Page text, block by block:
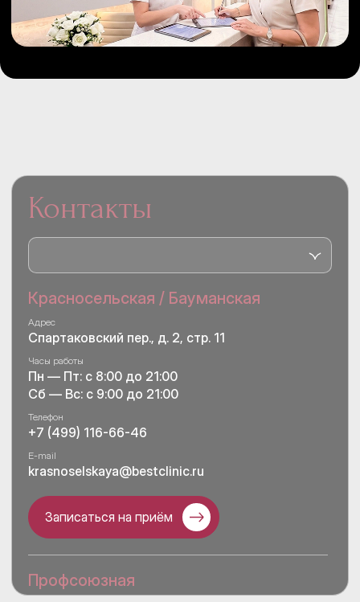
Контакты
Красносельская / Бауманская
Адрес
Спартаковский пер., д. 2, стр. 11
Часы работы
Пн — Пт: с 8:00 до 21:00
Сб — Вс: с 9:00 до 21:00
Телефон
+7 (499) 116-66-46
E-mail
krasnoselskaya@bestclinic.ru
Записаться на приём
Профсоюзная